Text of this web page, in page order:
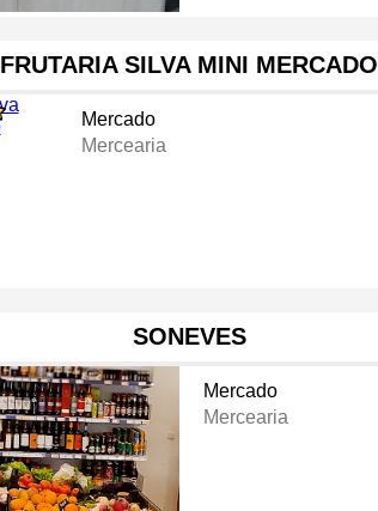
FRUTARIA SILVA MINI MERCADO
Mercado
Mercearia
SONEVES
Mercado
Mercearia